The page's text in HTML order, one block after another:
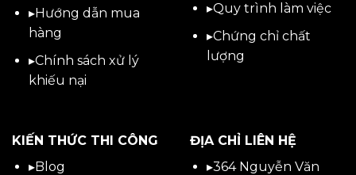
▸Hướng dẫn mua
hàng
▸Chính sách xử lý
khiếu nại
▸Quy trình làm việc
▸Chứng chỉ chất
lượng
KIẾN THỨC THI CÔNG
▸Blog
ĐỊA CHỈ LIÊN HỆ
▸364 Nguyễn Văn